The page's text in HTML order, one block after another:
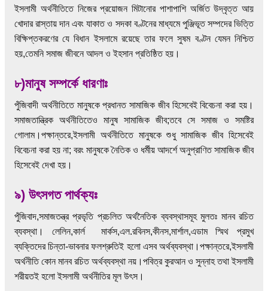
ইসলামী অর্থনীতিতে নিজের প্রয়োজন মিটানোর পাশাপাশি অর্জিত উদ্বৃত্ত আয়
খোদার রাস্তায় দান এবং যাকাত ও সদকা বণ্টনের মাধ্যমে পুঞ্জিভূত সম্পদের ভিত্তি
বিক্ষিপ্তকরণের যে বিধান ইসলামে রয়েছে তার ফলে সুষম বণ্টন যেমন নিশ্চিত
হয়,তেমনি সমাজ জীবনে আদল ও ইহসান প্রতিষ্ঠিত হয়।
৮)মানুষ সম্পর্কে ধারণাঃ
পুঁজিবাদী অর্থনীতিতে মানুষকে প্রধানত সামাজিক জীব হিসেবেই বিবেচনা করা হয়।
সমাজতান্ত্রিক অর্থনীতিতেও মানুষ সামাজিক জীব;তবে সে সমাজ ও সমষ্টির
গোলাম।পক্ষান্তরে,ইসলামী অর্থনীতিতে মানুষকে শুধু সামাজিক জীব হিসেবেই
বিবেচনা করা হয় না; বরং মানুষকে নৈতিক ও ধর্মীয় আদর্শে অনুপ্রাণিত সামাজিক জীব
হিসেবেই দেখা হয়।
৯) উৎসগত পার্থক্যঃ
পুঁজিবাদ,সমাজতন্ত্র প্রভৃতি প্রচলিত অর্থনৈতিক ব্যবস্থাসমূহ মুলতঃ মানব রচিত
ব্যবস্থা। লেলিন,কার্ল মার্কস,এল.রবিনস,কীনস,মার্শাল,এডাম স্মিথ প্রমুখ
ব্যক্তিদের চিন্তা-ভাবনার ফলশ্রুতিই হলো এসব অর্থব্যবস্থা।পক্ষান্তরে,ইসলামী
অর্থনীতি কোন মানব রচিত অর্থব্যবস্থা নয়।পবিত্র কুরআন ও সুন্নাহ তথা ইসলামী
শরীয়তই হলো ইসলামী অর্থনীতির মূল উৎস।